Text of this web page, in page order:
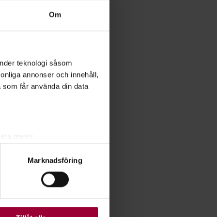
Om
teknologi såsom
annonser och innehåll,
får använda din data
meter
. Du kan ändra
Vissa kakor är
Marknadsföring